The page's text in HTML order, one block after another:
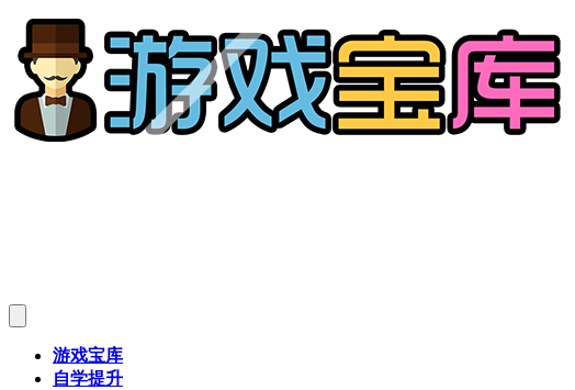
游戏宝库
自学提升